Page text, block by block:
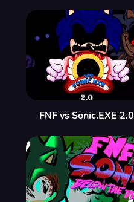
FNF vs Sonic.EXE 2.0